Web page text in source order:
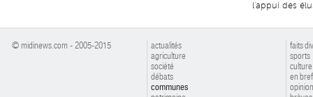
l'appui des
© midinews.com - 2005-2015
actualités
agriculture
société
débats
communes
faits
sports
culture
en bref